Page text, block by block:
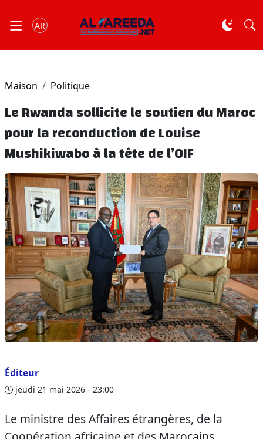
AR
Maison Politique
Le Rwanda sollicite le soutien du Maroc
pour la reconduction de Louise
Mushikiwabo à la tête de l’OIF
Éditeur
jeudi 21 mai 2026 - 23:00
Le ministre des Affaires étrangères, de la